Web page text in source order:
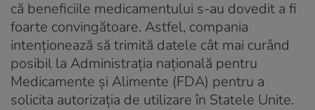
că beneficiile medicamentului s-au dovedit a fi
foarte convingătoare. Astfel, compania
intenționează să trimită datele cât mai curând
posibil la Administrația națională pentru
Medicamente și Alimente (FDA) pentru a
solicita autorizația de utilizare în Statele Unite.